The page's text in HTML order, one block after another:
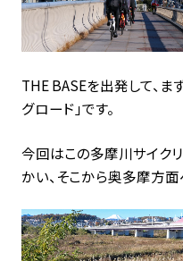
THE BASEを出発して、ま
グロード」です。
今回はこの多摩川サイク
かい、そこから奥多摩方面